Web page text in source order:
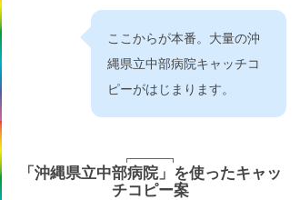
ここからが本番。大量の沖
縄県立中部病院キャッチコ
ピーがはじまります。
「沖縄県立中部病院」を使ったキャッ
チコピー案